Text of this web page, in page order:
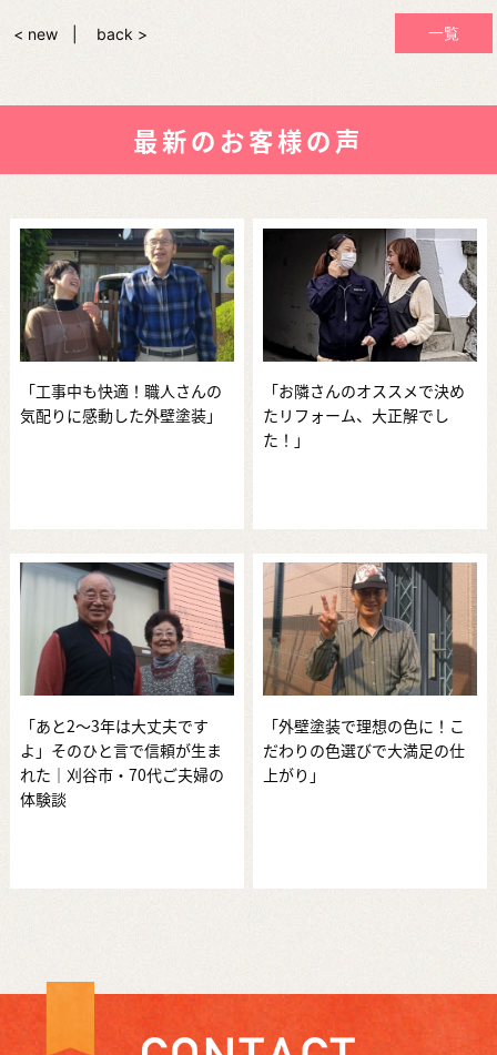
一覧
< new back >
最新のお客様の声
「工事中も快適！職人さんの
気配りに感動した外壁塗装」
「お隣さんのオススメで決め
たリフォーム、大正解でし
た！」
「あと2～3年は大丈夫です
よ」そのひと言で信頼が生ま
れた｜刈谷市・70代ご夫婦の
体験談
「外壁塗装で理想の色に！こ
だわりの色選びで大満足の仕
上がり」